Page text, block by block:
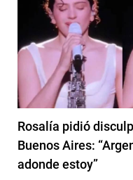
Rosalía pidió
Buenos Aires:
adonde estoy”